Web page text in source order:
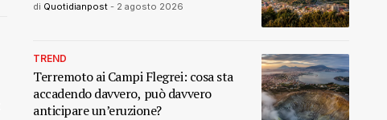
di Quotidianpost - 2 agosto 2026
TREND
Terremoto ai Campi Flegrei: cosa sta
accadendo davvero, può davvero
anticipare un’eruzione?